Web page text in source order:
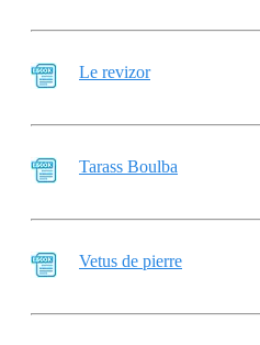
Le revizor
Tarass Boulba
Vetus de pierre